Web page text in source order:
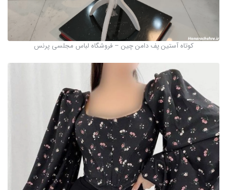
کوتاه آستین پف دامن چین – فروشگاه لباس مجلسی پرنس